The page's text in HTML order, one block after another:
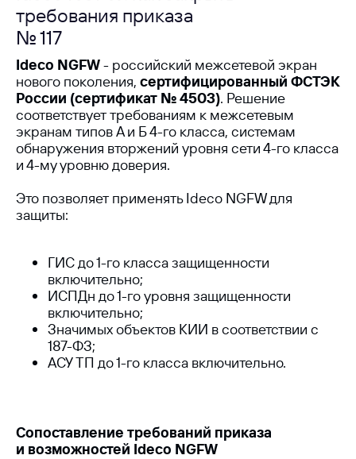
требования приказа
№ 117
Ideco NGFW- российский межсетевой экран
нового поколения, сертифицированный ФСТЭК
России (сертификат № 4503). Решение
соответствует требованиям к межсетевым
экранам типов А и Б 4-го класса, системам
обнаружения вторжений уровня сети 4-го класса
и 4-му уровню доверия.
Это позволяет применять Ideco NGFW для
защиты:
ГИС до 1-го класса защищенности
включительно;
ИСПДн до 1-го уровня защищенности
включительно;
Значимых объектов КИИ в соответствии с
187-ФЗ;
АСУ ТП до 1-го класса включительно.
Сопоставление требований приказа
и возможностей Ideco NGFW